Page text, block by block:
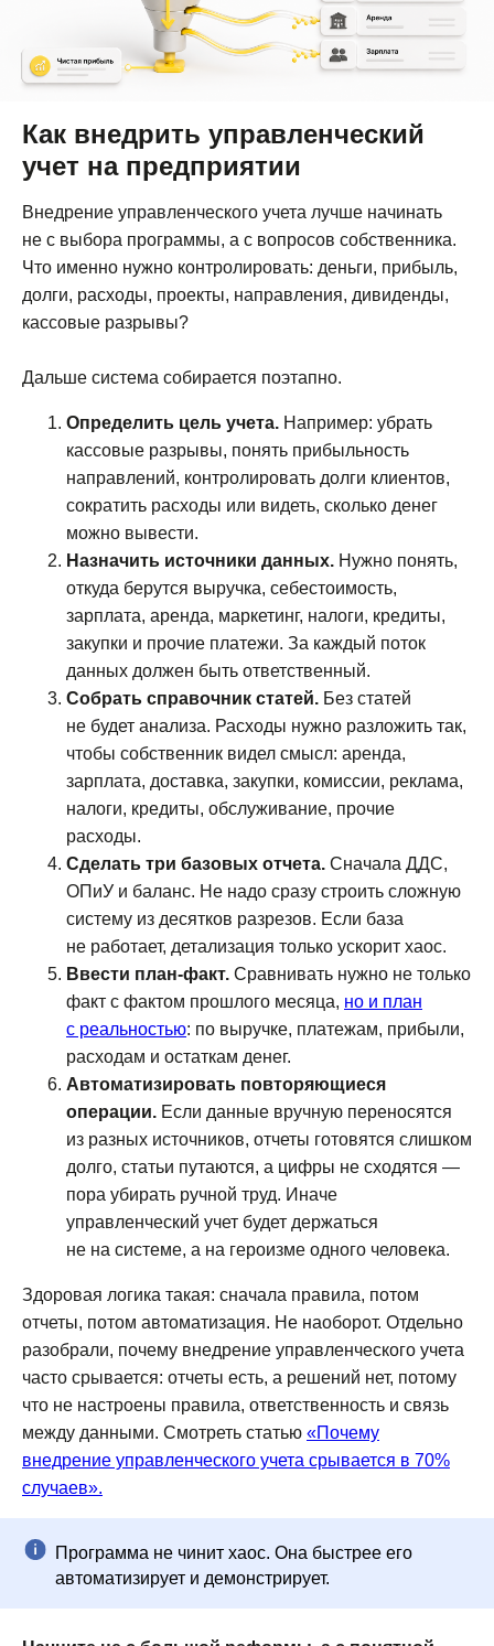
Как внедрить управленческий
учет на предприятии
Внедрение управленческого учета лучше начинать
не с выбора программы, а с вопросов собственника.
Что именно нужно контролировать: деньги, прибыль,
долги, расходы, проекты, направления, дивиденды,
кассовые разрывы?
Дальше система собирается поэтапно.
Определить цель учета. Например: убрать
кассовые разрывы, понять прибыльность
направлений, контролировать долги клиентов,
сократить расходы или видеть, сколько денег
можно вывести.
Назначить источники данных. Нужно понять,
откуда берутся выручка, себестоимость,
зарплата, аренда, маркетинг, налоги, кредиты,
закупки и прочие платежи. За каждый поток
данных должен быть ответственный.
Собрать справочник статей. Без статей
не будет анализа. Расходы нужно разложить так,
чтобы собственник видел смысл: аренда,
зарплата, доставка, закупки, комиссии, реклама,
налоги, кредиты, обслуживание, прочие
расходы.
Сделать три базовых отчета. Сначала ДДС,
ОПиУ и баланс. Не надо сразу строить сложную
систему из десятков разрезов. Если база
не работает, детализация только ускорит хаос.
Ввести план-факт. Сравнивать нужно не только
факт с фактом прошлого месяца, но и план
с реальностью: по выручке, платежам, прибыли,
расходам и остаткам денег.
Автоматизировать повторяющиеся
операции. Если данные вручную переносятся
из разных источников, отчеты готовятся слишком
долго, статьи путаются, а цифры не сходятся —
пора убирать ручной труд. Иначе
управленческий учет будет держаться
не на системе, а на героизме одного человека.
Здоровая логика такая: сначала правила, потом
отчеты, потом автоматизация. Не наоборот. Отдельно
разобрали, почему внедрение управленческого учета
часто срывается: отчеты есть, а решений нет, потому
что не настроены правила, ответственность и связь
между данными. Смотреть статью «Почему
внедрение управленческого учета срывается в 70%
случаев».
Программа не чинит хаос. Она быстрее его
автоматизирует и демонстрирует.
Презентация
продукта